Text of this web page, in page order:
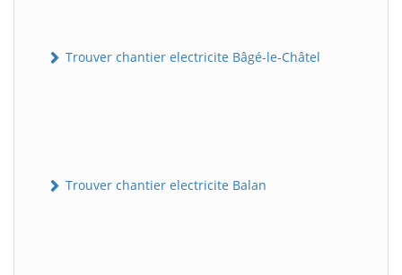
Trouver chantier electricite Bâgé-le-Châtel
Trouver chantier electricite Balan